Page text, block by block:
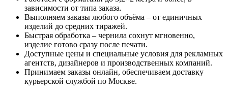
зависимости от типа заказа.
Выполняем заказы любого объёма – от единичных
изделий до средних тиражей.
Быстрая обработка – чернила сохнут мгновенно,
изделие готово сразу после печати.
Доступные цены и специальные условия для рекламных
агентств, дизайнеров и производственных компаний.
Принимаем заказы онлайн, обеспечиваем доставку
курьерской службой по Москве.